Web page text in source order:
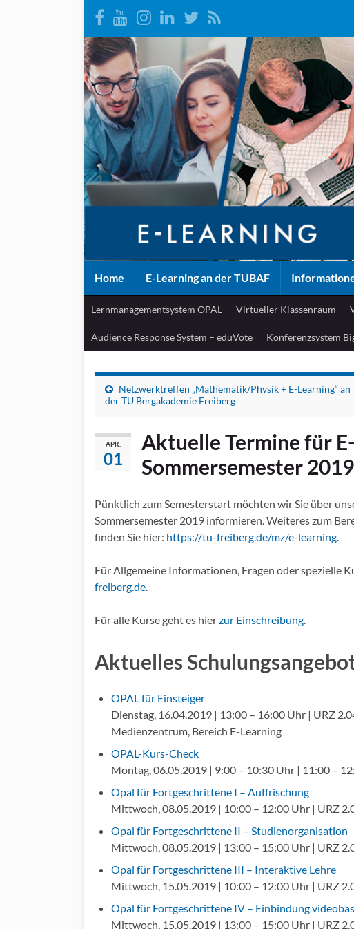
Home E-Learning an der TUBAF
Lernmanagementsystem OPAL Virtueller Klassenraum
Audience Response System – eduVote Konferenzsystem
Netzwerktreffen „Mathematik/Physik + E-Learning“ an
der TU Bergakademie Freiberg
APR.
01
Aktuelle Termine für
Sommersemester 2019
Pünktlich zum Semesterstart möchten wir Sie über
Sommersemester 2019 informieren. Weiteres zum
finden Sie hier: https://tu-freiberg.de/mz/e-learning
Für Allgemeine Informationen, Fragen oder spezielle
freiberg.de
Für alle Kurse geht es hierzur Einschreibung
Aktuelles
OPAL für Einsteiger
Dienstag, 16.04.2019 | 13:00 – 16:00 Uhr | URZ
Medienzentrum, Bereich E-Learning
OPAL-Kurs-Check
Montag, 06.05.2019 | 9:00 – 10:30 Uhr | 11:00 –
Opal für Fortgeschrittene I – Auffrischung
Mittwoch, 08.05.2019 | 10:00 – 12:00 Uhr | URZ
Opal für Fortgeschrittene II – Studienorganisation
Mittwoch, 08.05.2019 | 13:00 – 15:00 Uhr | URZ
Opal für Fortgeschrittene III – Interaktive Lehre
Mittwoch, 15.05.2019 | 10:00 – 12:00 Uhr | URZ
Opal für Fortgeschrittene IV – Einbindung
Mittwoch, 15.05.2019 | 13:00 – 15:00 Uhr | URZ